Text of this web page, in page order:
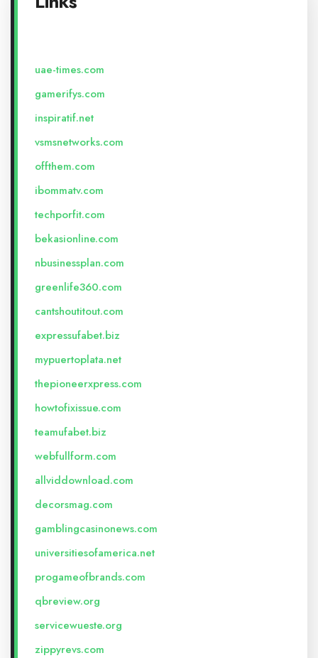
uae-times.com
gamerifys.com
inspiratif.net
vsmsnetworks.com
offthem.com
ibommatv.com
techporfit.com
bekasionline.com
nbusinessplan.com
greenlife360.com
cantshoutitout.com
expressufabet.biz
mypuertoplata.net
thepioneerxpress.com
howtofixissue.com
teamufabet.biz
webfullform.com
allviddownload.com
decorsmag.com
gamblingcasinonews.com
universitiesofamerica.net
progameofbrands.com
qbreview.org
servicewueste.org
zippyrevs.com